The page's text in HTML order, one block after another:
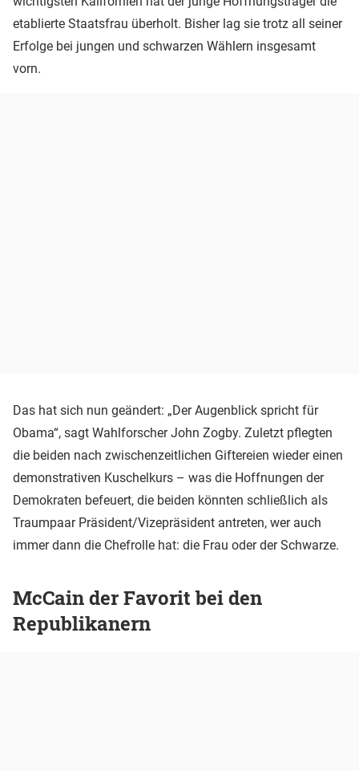
etablierte Staatsfrau überholt. Bisher lag sie trotz all seiner
Erfolge bei jungen und schwarzen Wählern insgesamt
vorn.
Das hat sich nun geändert: „Der Augenblick spricht für
Obama“, sagt Wahlforscher John Zogby. Zuletzt pflegten
die beiden nach zwischenzeitlichen Giftereien wieder einen
demonstrativen Kuschelkurs – was die Hoffnungen der
Demokraten befeuert, die beiden könnten schließlich als
Traumpaar Präsident/Vizepräsident antreten, wer auch
immer dann die Chefrolle hat: die Frau oder der Schwarze.
McCain der Favorit bei den
Republikanern